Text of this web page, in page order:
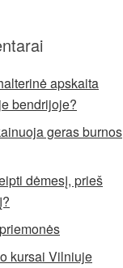
apskaita
bendrijoje?
geras burnos
dėmesį, prieš
kursai Vilniuje